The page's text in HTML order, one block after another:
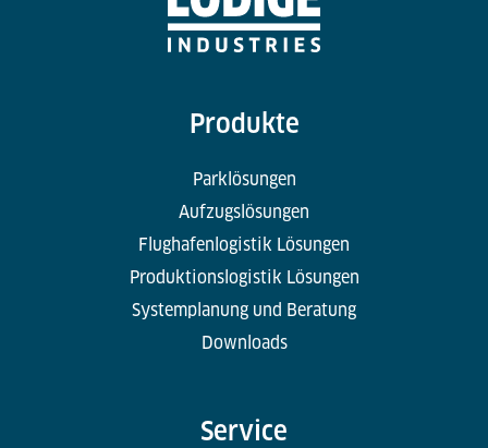
Produkte
Parklösungen
Aufzugslösungen
Flughafenlogistik Lösungen
Produktionslogistik Lösungen
Systemplanung und Beratung
Downloads
Service